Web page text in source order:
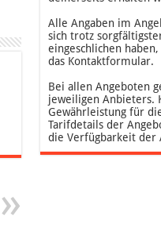
Alle Angaben im
sich trotz
eingeschlichen
das Kontaktformular.
Bei allen Angeboten
jeweiligen Anbieters.
Gewährleistung für
Tarifdetails der
die Verfügbarkeit der